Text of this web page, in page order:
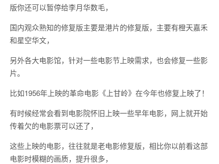
版你还可以暂停给李月华数毛，
国内观众熟知的修复版主要是港片的修复版，主要有橙天嘉禾
和星空华文，
另外各大电影馆，针对一些电影节上映需求，也会修复一些影
片。
比如1956年上映的革命电影《上甘岭》在今年也修复上映了！
有时候经常会看到电影院怀旧上映一些早年电影，网上就开始
传着欠的电影票可以还了，
这些上映的电影，往往就是老电影修复版，相比你以前看这部
电影时模糊的画质，提升很多，